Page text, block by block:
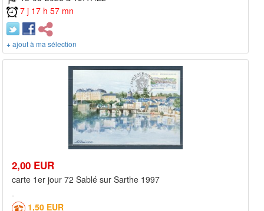
7 j 17 h 57 mn
+ ajout à ma sélection
2,00 EUR
carte 1er jour 72 Sablé sur Sarthe 1997
1,50 EUR